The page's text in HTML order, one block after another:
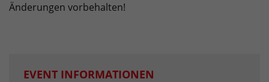
Änderungen vorbehalten!
EVENT INFORMATIONEN